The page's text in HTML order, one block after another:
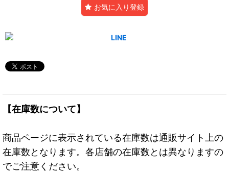
お気に入り登録
【在庫数について】
商品ページに表示されている在庫数は通販サイト上の
在庫数となります。各店舗の在庫数とは異なりますの
でご注意ください。